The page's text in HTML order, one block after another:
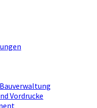
Vordrucke